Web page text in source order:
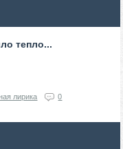
тепло...
лирика 0